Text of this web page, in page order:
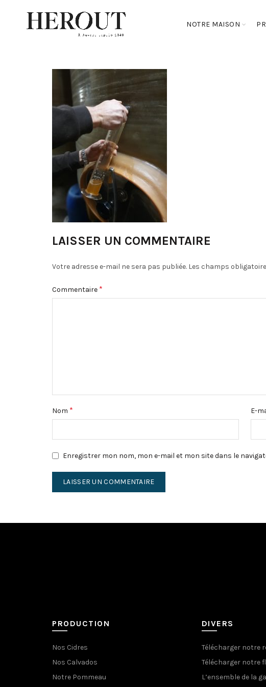
NOTRE MAISON
LAISSER UN COMMENTAIRE
Votre adresse e-mail ne sera pas publiée. Les champs
Commentaire *
Nom * E-
Enregistrer mon nom, mon e-mail et mon site dans le
PRODUCTION
Nos Cidres
Nos Calvados
Notre Pommeau
DIVERS
Télécharger notre
Télécharger notre
L’ensemble de la